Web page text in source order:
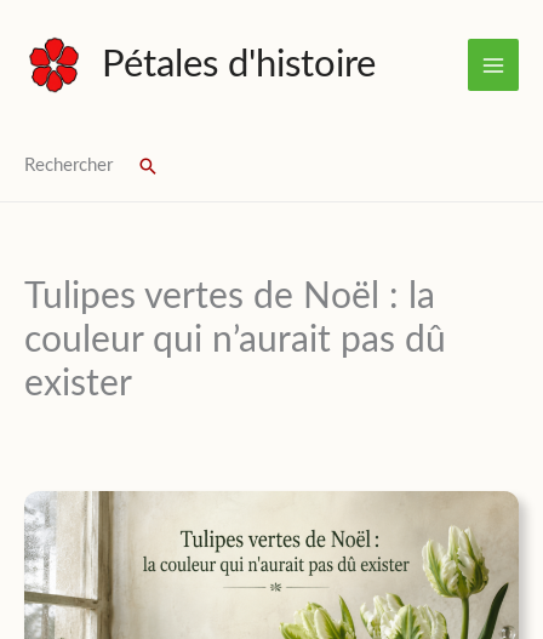
contenu
Pétales d'histoire
Rechercher Rechercher
Tulipes vertes de Noël : la
couleur qui n’aurait pas dû
exister